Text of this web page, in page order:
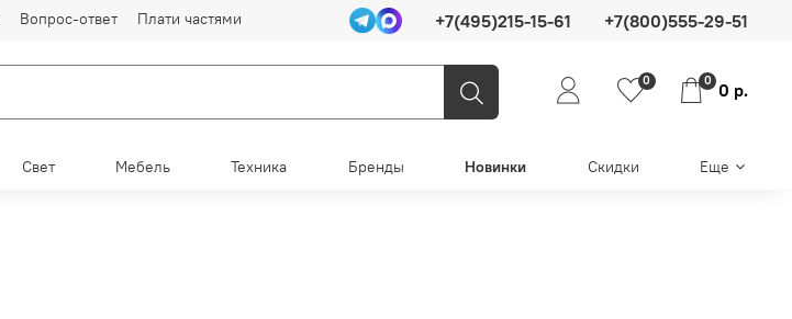
Вопрос-ответ Плати частями +7(495)215-15-61 +7(800)555-29-51
0 0 0 р.
Свет Мебель Техника Бренды Новинки Скидки Еще